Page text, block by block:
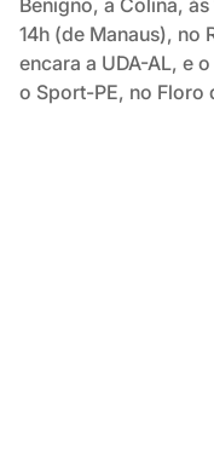
14h (de Manaus), no
encara a UDA-AL, e
o Sport-PE, no Floro